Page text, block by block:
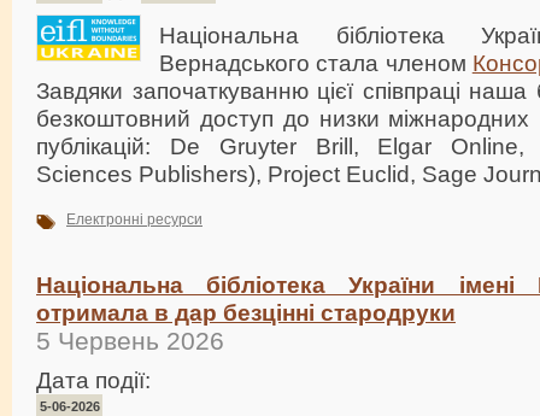
Національна бібліотека
Вернадського стала членом
Завдяки започаткуванню цієї співпраці наша
безкоштовний доступ до низки
публікацій: De Gruyter Brill, Elgar Online,
Sciences Publishers), Project Euclid, Sage
Електронні ресурси
Національна бібліотека України
отримала в дар безцінні стародруки
5 Червень 2026
Дата події:
5-06-2026